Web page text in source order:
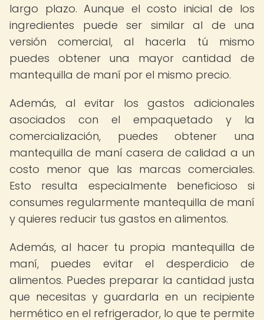
largo plazo. Aunque el costo inicial de los
ingredientes puede ser similar al de una
versión comercial, al hacerla tú mismo
puedes obtener una mayor cantidad de
mantequilla de maní por el mismo precio.
Además, al evitar los gastos adicionales
asociados con el empaquetado y la
comercialización, puedes obtener una
mantequilla de maní casera de calidad a un
costo menor que las marcas comerciales.
Esto resulta especialmente beneficioso si
consumes regularmente mantequilla de maní
y quieres reducir tus gastos en alimentos.
Además, al hacer tu propia mantequilla de
maní, puedes evitar el desperdicio de
alimentos. Puedes preparar la cantidad justa
que necesitas y guardarla en un recipiente
hermético en el refrigerador, lo que te permite